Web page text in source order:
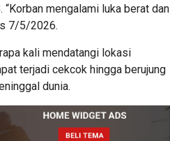
mengalami luka berat dan
7/5/2026.
kali mendatangi lokasi
terjadi cekcok hingga berujung
dunia.